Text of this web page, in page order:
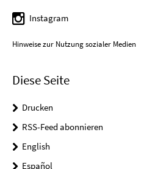
Instagram
Hinweise zur Nutzung sozialer Medien
Diese Seite
Drucken
RSS-Feed abonnieren
English
Español